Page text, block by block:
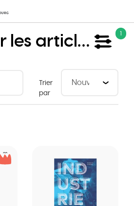
Parcourir les articles 1
Trier
par